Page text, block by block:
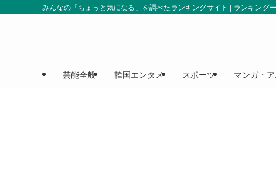
みんなの「ちょっと気になる」を調べたランキングサイト | ランキングー
芸能全般 韓国エンタメ スポーツ マンガ・